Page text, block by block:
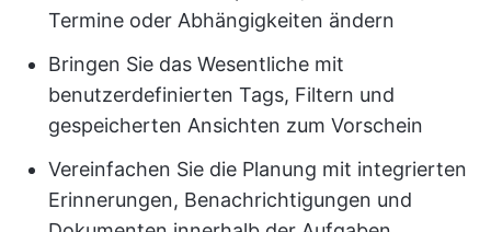
Termine oder Abhängigkeiten ändern
Bringen Sie das Wesentliche mit
benutzerdefinierten Tags, Filtern und
gespeicherten Ansichten zum Vorschein
Vereinfachen Sie die Planung mit integrierten
Erinnerungen, Benachrichtigungen und